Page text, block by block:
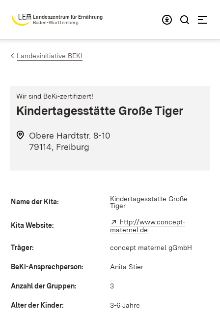
Zum Inhalt springen
Landeszentrum für Ernährung
Baden-Württemberg
Landesinitiative BEKI
Wir sind BeKi-zertifiziert!
Kindertagesstätte Große Tiger
Obere Hardtstr. 8-10
79114, Freiburg
Name der Kita:
Kindertagesstätte Große
Tiger
Kita Website: Extern:
http://www.concept-
maternel.de
Träger: concept maternel gGmbH
BeKi-Ansprechperson: Anita Stier
Anzahl der Gruppen: 3
Alter der Kinder: 3-6 Jahre